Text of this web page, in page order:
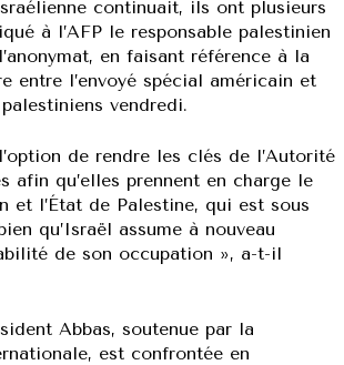
continuait, ils ont plusieurs
à l’AFP le responsable palestinien
en faisant référence à la
entre l’envoyé spécial américain et
vendredi.
de rendre les clés de l’Autorité
afin qu’elles prennent en charge le
et l’État de Palestine, qui est sous
qu’Israël assume à nouveau
de son occupation », a-t-il
Abbas, soutenue par la
est confrontée en